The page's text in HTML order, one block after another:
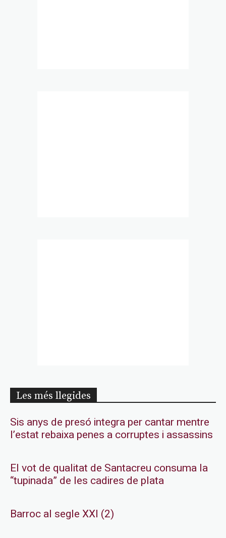
Les més llegides
Sis anys de presó integra per cantar mentre
l’estat rebaixa penes a corruptes i assassins
El vot de qualitat de Santacreu consuma la
“tupinada” de les cadires de plata
Barroc al segle XXI (2)